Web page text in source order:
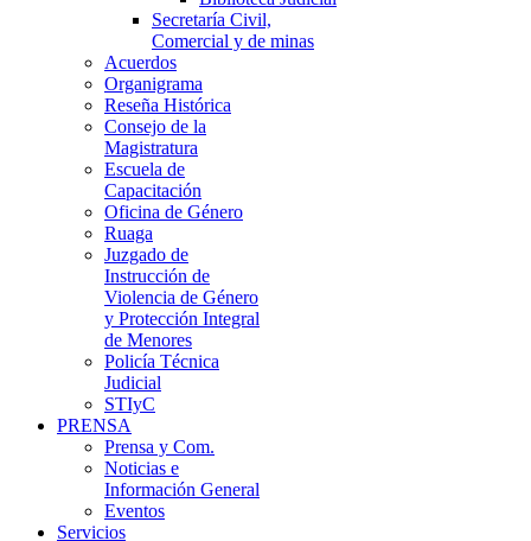
Secretaría Civil,
Comercial y de minas
Acuerdos
Organigrama
Reseña Histórica
Consejo de la
Magistratura
Escuela de
Capacitación
Oficina de Género
Ruaga
Juzgado de
Instrucción de
Violencia de Género
y Protección Integral
de Menores
Policía Técnica
Judicial
STIyC
PRENSA
Prensa y Com.
Noticias e
Información General
Eventos
Servicios